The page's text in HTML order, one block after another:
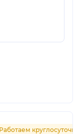
Работаем круглосуточно